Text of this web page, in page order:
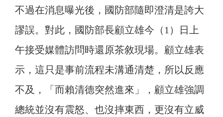
不過在消息曝光後，國防部隨即澄清是誇大
謬誤。對此，國防部長顧立雄今（1）日上
午接受媒體訪問時還原茶敘現場。顧立雄表
示，這只是事前流程未溝通清楚，所以反應
不及，「而賴清德突然進來」，顧立雄強調
總統並沒有震怒、也沒摔東西，更沒有立威